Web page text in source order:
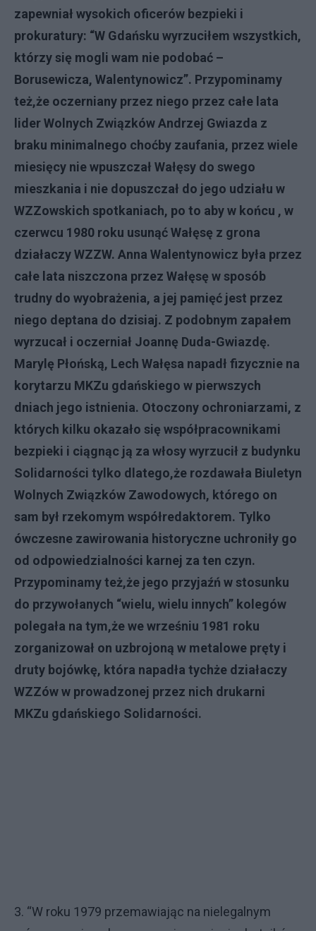
zapewniał wysokich oficerów bezpieki i
prokuratury: “W Gdańsku wyrzuciłem wszystkich,
którzy się mogli wam nie podobać –
Borusewicza, Walentynowicz”. Przypominamy
też,że oczerniany przez niego przez całe lata
lider Wolnych Związków Andrzej Gwiazda z
braku minimalnego choćby zaufania, przez wiele
miesięcy nie wpuszczał Wałęsy do swego
mieszkania i nie dopuszczał do jego udziału w
WZZowskich spotkaniach, po to aby w końcu , w
czerwcu 1980 roku usunąćWałęsę z grona
działaczy WZZW. Anna Walentynowicz była przez
całe lata niszczona przez Wałęsę w sposób
trudny do wyobrażenia, a jej pamięć jest przez
niego deptana do dzisiaj. Z podobnym zapałem
wyrzucał i oczerniał Joannę Duda-Gwiazd ę.
Maryl ę Płońską, Lech Wałęsa napadł fizycznie na
korytarzu MKZu gdańskiego w pierwszych
dniach jego istnienia. Otoczony ochroniarzami, z
których kilku okazało się współpracownikami
bezpieki i ciągnąc ją za włosy wyrzucił z budynku
Solidarności tylko dlatego,że rozdawała Biuletyn
Wolnych Związków Zawodowych, którego on
sam był rzekomym współredaktorem. Tylko
ówczesne zawirowania historyczne uchroniły go
od odpowiedzialności karnej za ten czyn.
Przypominamy też,że jego przyjaźń w stosunku
do przywołanych “wielu, wielu innych” kolegów
polegała na tym,że we wrześniu 1981 roku
zorganizował on uzbrojoną w metalowe pręty i
druty bojówkę, która napadła tychże działaczy
WZZów w prowadzonej przez nich drukarni
MKZu gdańskiego Solidarności.
3. “W roku 1979 przemawiając na nielegalnym